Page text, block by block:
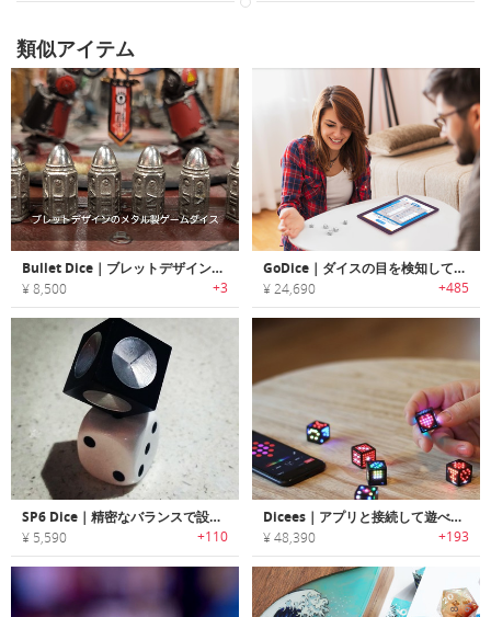
類似アイテム
Bullet Dice｜ブレットデザインのメタル製ゲームダイス「ブレットダイス」
¥ 8,500 +3
GoDice｜ダイスの目を検知して自動でスコアリングするスマートダイス「Goダイス」
¥ 24,690 +485
SP6 Dice｜精密なバランスで設計されたシャープエッジメタルダイス「SP6」
¥ 5,590 +110
Dicees｜アプリと接続して遊べるスマートデジタルダイス「ダイシーズ」
¥ 48,390 +193